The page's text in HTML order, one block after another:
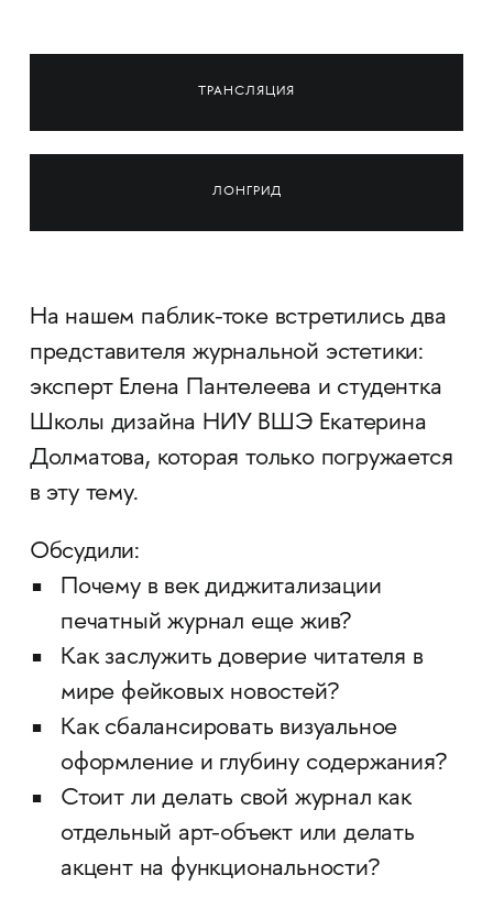
ТРАНСЛЯЦИЯ
ЛОНГРИД
На нашем паблик-токе встретились два
представителя журнальной эстетики:
эксперт Елена Пантелеева и студентка
Школы дизайна НИУ ВШЭ Екатерина
Долматова, которая только погружается
в эту тему.
Обсудили:
Почему в век диджитализации
печатный журнал еще жив?
Как заслужить доверие читателя в
мире фейковых новостей?
Как сбалансировать визуальное
оформление и глубину содержания?
Стоит ли делать свой журнал как
отдельный арт-объект или делать
акцент на функциональности?